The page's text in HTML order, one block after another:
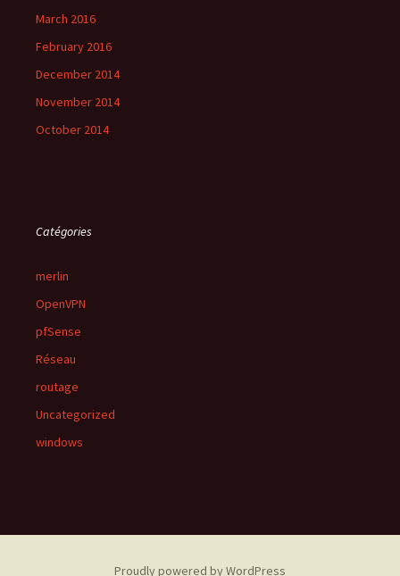
March 2016
February 2016
December 2014
November 2014
October 2014
Catégories
merlin
OpenVPN
pfSense
Réseau
routage
Uncategorized
windows
Proudly powered by WordPress